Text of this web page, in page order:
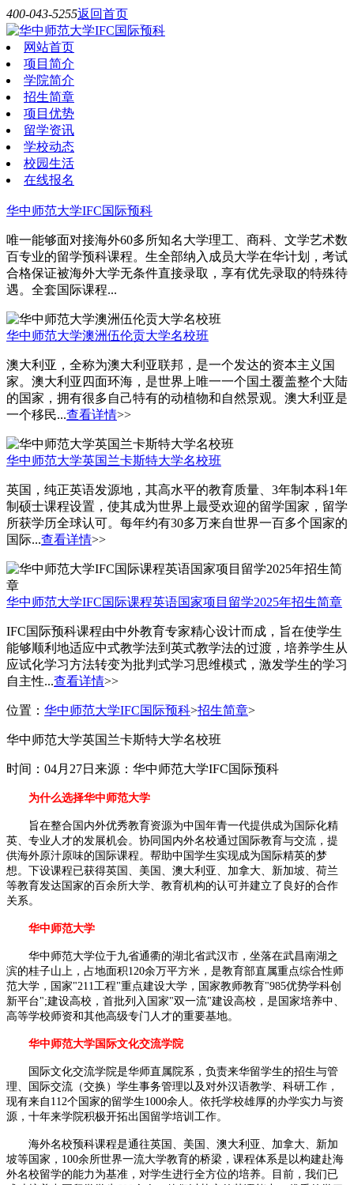
400-043-5255返回首页
网站首页
项目简介
学院简介
招生简章
项目优势
留学资讯
学校动态
校园生活
在线报名
华中师范大学IFC国际预科
唯一能够面对接海外60多所知名大学理工、商科、文学艺术数
百专业的留学预科课程。生全部纳入成员大学在华计划，考试
合格保证被海外大学无条件直接录取，享有优先录取的特殊待
遇。全套国际课程...
华中师范大学澳洲伍伦贡大学名校班
​澳大利亚，全称为澳大利亚联邦，是一个发达的资本主义国
家。澳大利亚四面环海，是世界上唯一一个国土覆盖整个大陆
的国家，拥有很多自己特有的动植物和自然景观。澳大利亚是
一个移民...查看详情>>
华中师范大学英国兰卡斯特大学名校班
英国，纯正英语发源地，其高水平的教育质量、3年制本科1年
制硕士课程设置，使其成为世界上最受欢迎的留学国家，留学
所获学历全球认可。每年约有30多万来自世界一百多个国家的
国际...查看详情>>
华中师范大学IFC国际课程英语国家项目留学2025年招生简章
IFC国际预科课程由中外教育专家精心设计而成，旨在使学生
能够顺利地适应中式教学法到英式教学法的过渡，培养学生从
应试化学习方法转变为批判式学习思维模式，激发学生的学习
自主性...查看详情>>
位置： 华中师范大学IFC国际预科>招生简章>
华中师范大学英国兰卡斯特大学名校班
时间：04月27日 来源：华中师范大学IFC国际预科
为什么选择华中师范大学
旨在整合国内外优秀教育资源为中国年青一代提供成为国际化精
英、专业人才的发展机会。协同国内外名校通过国际教育与交流，提
供海外原汁原味的国际课程。帮助中国学生实现成为国际精英的梦
想。下设课程已获得英国、美国、澳大利亚、加拿大、新加坡、荷兰
等教育发达国家的百余所大学、教育机构的认可并建立了良好的合作
关系。
华中师范大学
华中师范大学位于九省通衢的湖北省武汉市，坐落在武昌南湖之
滨的桂子山上，占地面积120余万平方米，是教育部直属重点综合性师
范大学，国家"211工程"重点建设大学，国家教师教育"985优势学科创
新平台";建设高校，首批列入国家"双一流"建设高校，是国家培养中、
高等学校师资和其他高级专门人才的重要基地。
华中师范大学国际文化交流学院
国际文化交流学院是华师直属院系，负责来华留学生的招生与管
理、国际交流（交换）学生事务管理以及对外汉语教学、科研工作，
现有来自112个国家的留学生1000余人。依托学校雄厚的办学实力与资
源，十年来学院积极开拓出国留学培训工作。
海外名校预科课程是通往英国、美国、澳大利亚、加拿大、新加
坡等国家，100余所世界一流大学教育的桥梁，课程体系是以构建赴海
外名校留学的能力为基准，对学生进行全方位的培养。目前，我们已